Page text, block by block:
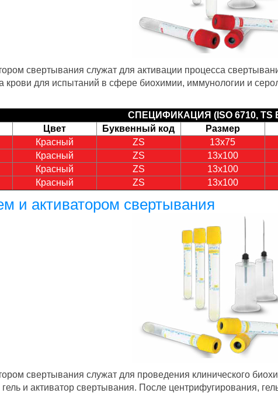
свертывания служат для активации процесса
крови для испытаний в сфере биохимии, иммунологии и
СПЕЦИФИКАЦИЯ (ISO 6710, TS
Цвет Буквенный код Размер
Красный ZS 13х75
Красный ZS 13х100
Красный ZS 13х100
Красный ZS 13х100
и активатором свертывания
свертывания служат для проведения клинического
и активатор свертывания. После центрифугирования,